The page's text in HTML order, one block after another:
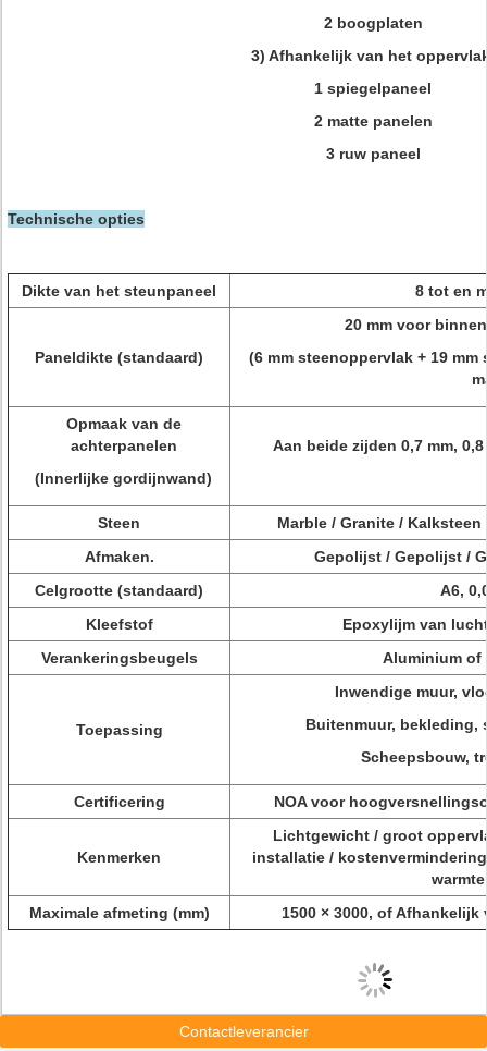
2 boogplaten
3) Afhankelijk van het
1 spiegelpaneel
2 matte panelen
3 ruw paneel
Technische opties
Dikte van het steunpaneel 8 tot en
Paneldikte (standaard)
20 mm voor
(6 mm steenoppervlak + 19
Opmaak van de
achterpanelen
(Innerlijke gordijnwand)
Aan beide zijden 0,7 mm,
Steen
Marble / Granite /
Afmaken.
Gepolijst / Gepolijst /
Celgrootte (standaard)
A6,
Kleefstof
Epoxylijm van
Verankeringsbeugels
Aluminium of
Toepassing
Inwendige muur,
Buitenmuur, bekleding,
Scheepsbouw,
Certificering NOA voor
Kenmerken
Lichtgewicht / groot
installatie /
Maximale afmeting (mm)
1500 × 3000, of
Contactleverancier